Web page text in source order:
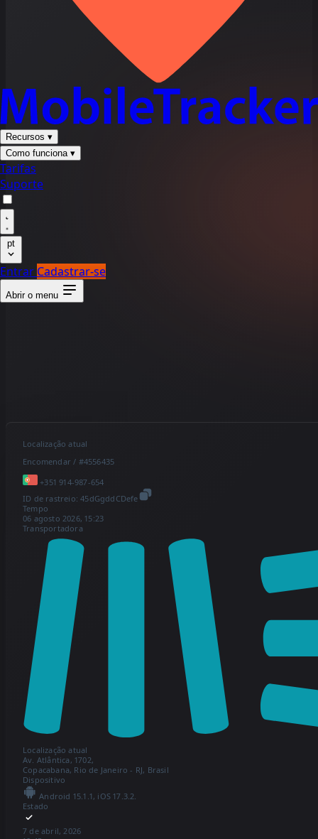
Recursos ▾
Como funciona ▾
Tarifas
Suporte
pt
Entrar Cadastrar-se
Abrir o menu
Localização atual
Encomendar / #4556435
+351 914-987-654
ID de rastreio:45dGgddCDefe
Tempo
06 agosto 2026, 15:23
Transportadora
Localização atual
Av. Atlântica, 1702,
Copacabana, Rio de Janeiro - RJ, Brasil
Dispositivo
Android 15.1.1, iOS 17.3.2.
Estado
7 de abril, 2026